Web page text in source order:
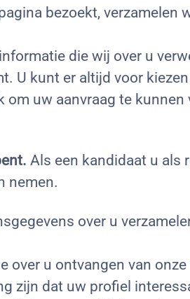
bezoekt,
die wij over u
U kunt er altijd voor
uw aanvraag te
Als een kandidaat u als
nemen.
over u
over u ontvangen van
zijn dat uw profiel